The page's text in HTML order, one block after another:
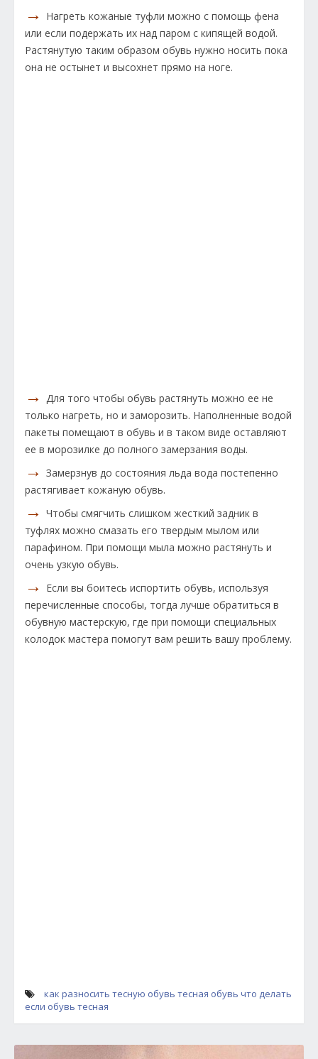
→
Нагреть кожаные туфли можно с помощь фена
или если подержать их над паром с кипящей водой.
Растянутую таким образом обувь нужно носить пока
она не остынет и высохнет прямо на ноге.
→ Для того чтобы обувь растянуть можно ее не
только нагреть, но и заморозить. Наполненные водой
пакеты помещают в обувь и в таком виде оставляют
ее в морозилке до полного замерзания воды.
→ Замерзнув до состояния льда вода постепенно
растягивает кожаную обувь.
→ Чтобы смягчить слишком жесткий задник в
туфлях можно смазать его твердым мылом или
парафином. При помощи мыла можно растянуть и
очень узкую обувь.
→
Если вы боитесь испортить обувь, используя
перечисленные способы, тогда лучше обратиться в
обувную мастерскую, где при помощи специальных
колодок мастера помогут вам решить вашу проблему.
как разносить тесную обувь тесная обувь что делать
если обувь тесная